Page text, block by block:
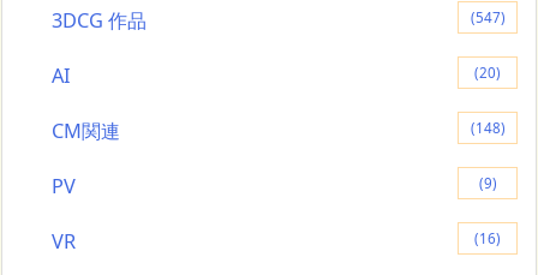
3DCG 作品 (547)
AI (20)
CM関連 (148)
PV (9)
VR (16)